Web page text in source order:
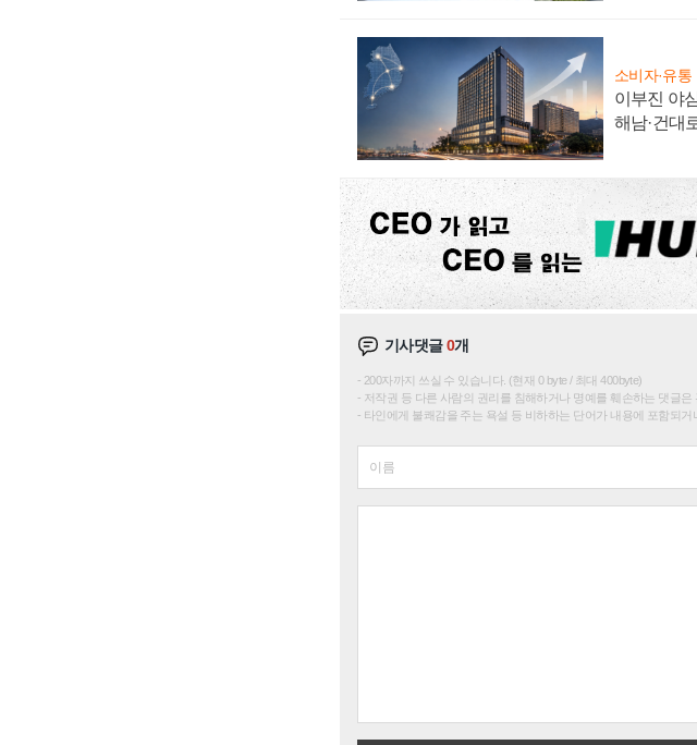
소비자·유통
이부진 야
해남·건대
기사댓글0개
200자까지 쓰실 수 있습니다. (현재 0 byte / 최대 400byte)
저작권 등 다른 사람의 권리를 침해하거나 명예를 훼손하는 댓글
타인에게 불쾌감을 주는 욕설 등 비하하는 단어가 내용에 포함되